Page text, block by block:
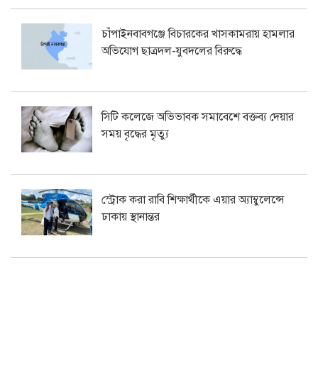
চাঁপাইনবাবগঞ্জে বিচারকের খাসকামরায় হামলার
অভিযোগ ছাত্রদল-যুবদলের বিরুদ্ধে
সিটি কলেজে অভিভাবক সমাবেশে বক্তব্য দেয়ার
সময় বৃদ্ধের মৃত্যু
স্ট্রোক করা রাবি শিক্ষার্থীকে এয়ার অ্যাম্বুলেন্সে
ঢাকায় স্থানান্তর